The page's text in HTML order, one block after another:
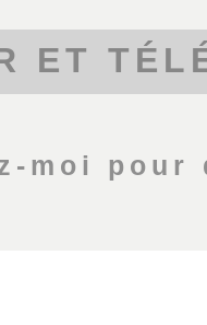
ET
moi